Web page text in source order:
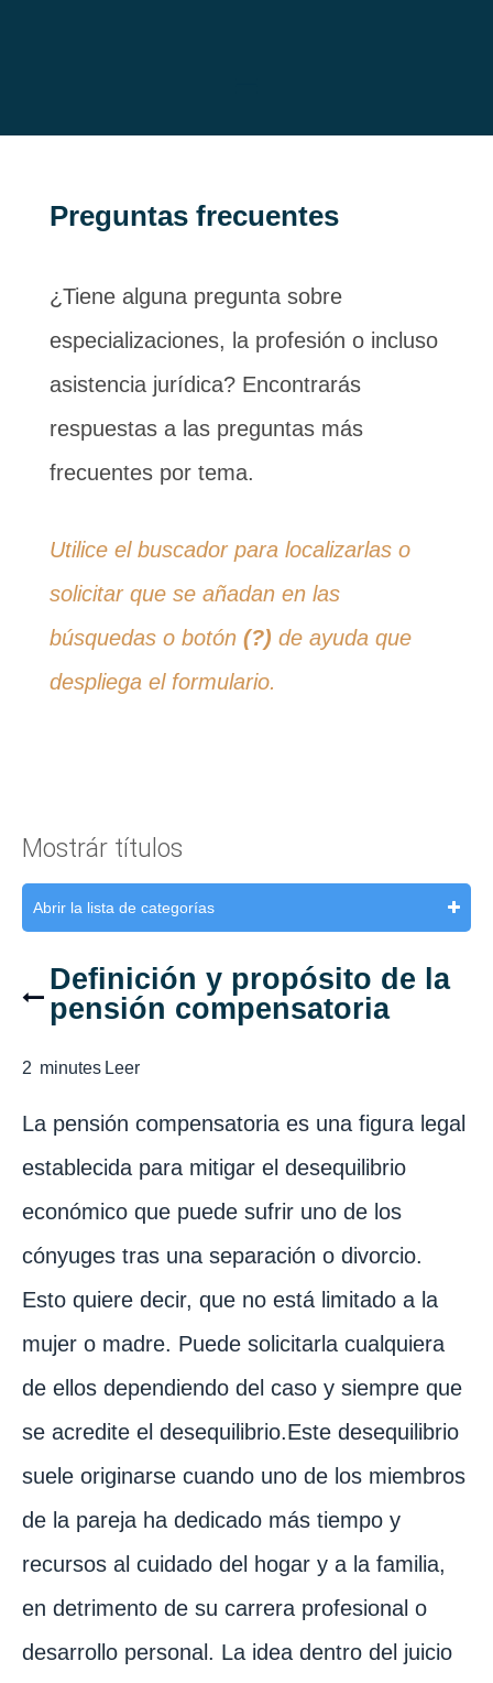
Preguntas frecuentes
¿Tiene alguna pregunta sobre
especializaciones, la profesión o incluso
asistencia jurídica? Encontrarás
respuestas a las preguntas más
frecuentes por tema.
Utilice el buscador para localizarlas o
solicitar que se añadan en las
búsquedas o botón (?) de ayuda que
despliega el formulario.
Mostrár títulos
Abrir la lista de categorías
Definición y propósito de la
pensión compensatoria
2 minutes Leer
La pensión compensatoria es una figura legal
establecida para mitigar el desequilibrio
económico que puede sufrir uno de los
cónyuges tras una separación o divorcio.
Esto quiere decir, que no está limitado a la
mujer o madre. Puede solicitarla cualquiera
de ellos dependiendo del caso y siempre que
se acredite el desequilibrio.Este desequilibrio
suele originarse cuando uno de los miembros
de la pareja ha dedicado más tiempo y
recursos al cuidado del hogar y a la familia,
en detrimento de su carrera profesional o
desarrollo personal. La idea dentro del juicio